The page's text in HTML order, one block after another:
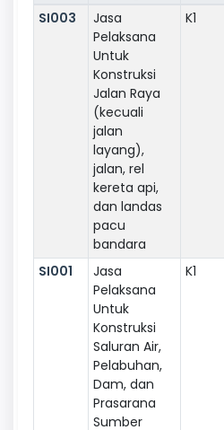
SI003
Jasa
Pelaksana
Untuk
Konstruksi
Jalan Raya
(kecuali
jalan
layang),
jalan, rel
kereta api,
dan landas
pacu
bandara
K1
SI001
Jasa
Pelaksana
Untuk
Konstruksi
Saluran Air,
Pelabuhan,
Dam, dan
Prasarana
Sumber
K1